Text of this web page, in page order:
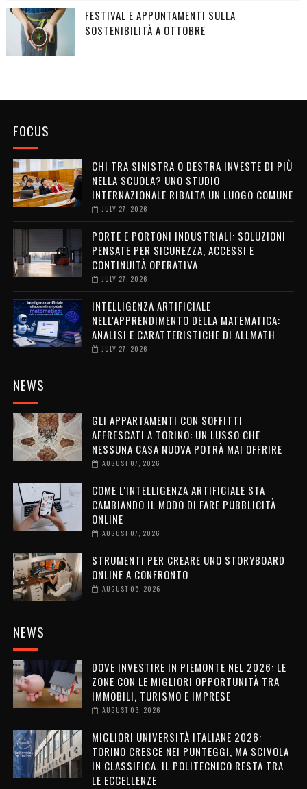
FESTIVAL E APPUNTAMENTI SULLA
SOSTENIBILITÀ A OTTOBRE
FOCUS
CHI TRA SINISTRA O DESTRA INVESTE DI PIÙ
NELLA SCUOLA? UNO STUDIO
INTERNAZIONALE RIBALTA UN LUOGO COMUNE
JULY 27, 2026
PORTE E PORTONI INDUSTRIALI: SOLUZIONI
PENSATE PER SICUREZZA, ACCESSI E
CONTINUITÀ OPERATIVA
JULY 27, 2026
INTELLIGENZA ARTIFICIALE
NELL'APPRENDIMENTO DELLA MATEMATICA:
ANALISI E CARATTERISTICHE DI ALLMATH
JULY 27, 2026
NEWS
GLI APPARTAMENTI CON SOFFITTI
AFFRESCATI A TORINO: UN LUSSO CHE
NESSUNA CASA NUOVA POTRÀ MAI OFFRIRE
AUGUST 07, 2026
COME L'INTELLIGENZA ARTIFICIALE STA
CAMBIANDO IL MODO DI FARE PUBBLICITÀ
ONLINE
AUGUST 07, 2026
STRUMENTI PER CREARE UNO STORYBOARD
ONLINE A CONFRONTO
AUGUST 05, 2026
NEWS
DOVE INVESTIRE IN PIEMONTE NEL 2026: LE
ZONE CON LE MIGLIORI OPPORTUNITÀ TRA
IMMOBILI, TURISMO E IMPRESE
AUGUST 03, 2026
MIGLIORI UNIVERSITÀ ITALIANE 2026:
TORINO CRESCE NEI PUNTEGGI, MA SCIVOLA
IN CLASSIFICA. IL POLITECNICO RESTA TRA
LE ECCELLENZE